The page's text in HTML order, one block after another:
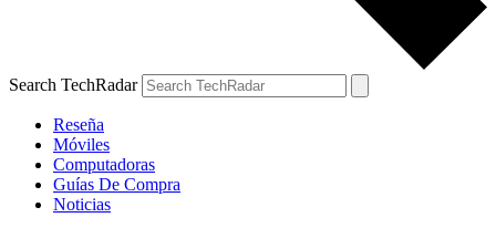
Search TechRadar
Reseña
Móviles
Computadoras
Guías De Compra
Noticias